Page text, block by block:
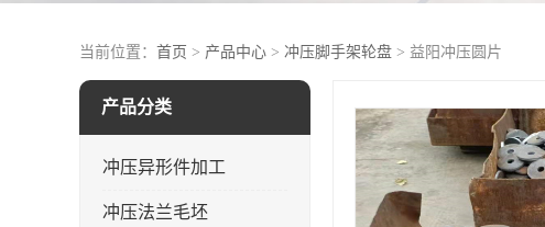
当前位置： 首页 > 产品中心 > 冲压脚手架轮盘 > 益阳冲压圆片
产品分类
冲压异形件加工
冲压法兰毛坯